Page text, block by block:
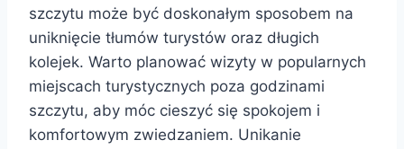
szczytu może być doskonałym sposobem na
uniknięcie tłumów turystów oraz długich
kolejek. Warto planować wizyty w popularnych
miejscach turystycznych poza godzinami
szczytu, aby móc cieszyć się spokojem i
komfortowym zwiedzaniem. Unikanie